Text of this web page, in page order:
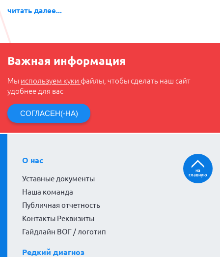
читать далее...
Важная информация
Мы используем куки файлы, чтобы сделать наш сайт
удобнее для вас
СОГЛАСЕН(-НА)
О нас
Уставные документы
Наша команда
Публичная отчетность
Контакты Реквизиты
Гайдлайн ВОГ / логотип
Редкий диагноз
на
главную